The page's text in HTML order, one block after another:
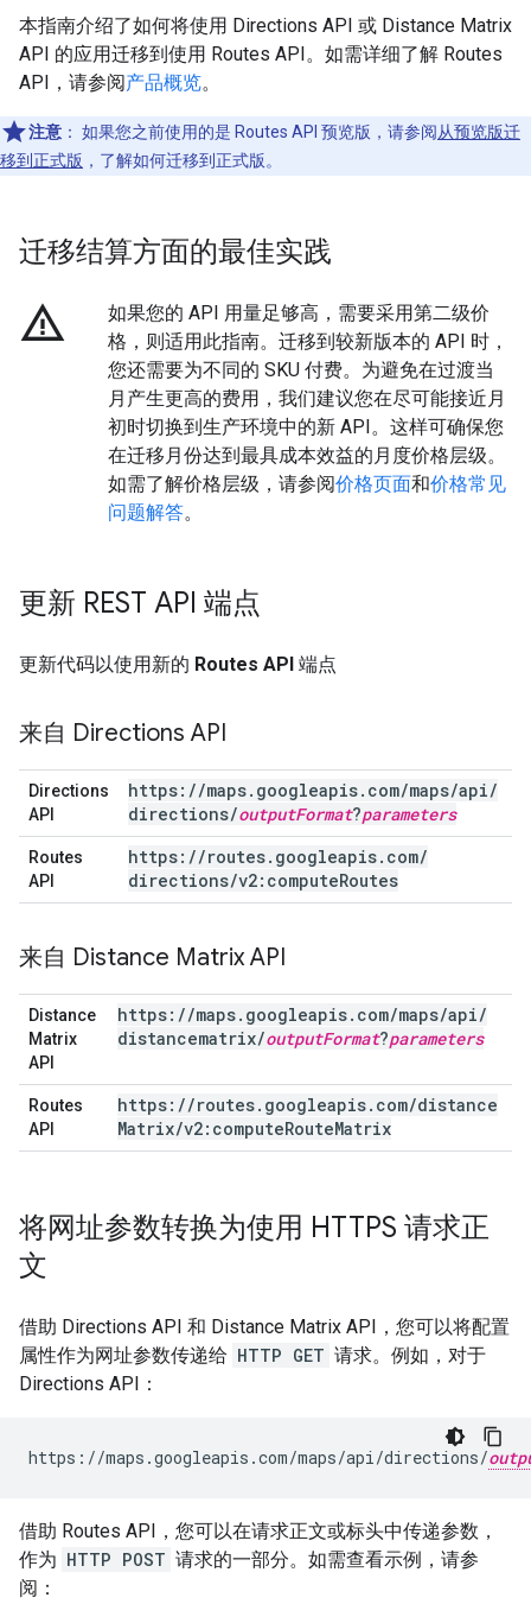
本指南介绍了如何将使用 Directions API 或 Distance Matrix
API 的应用迁移到使用 Routes API。如需详细了解 Routes
API，请参阅产品概览。
注意 ： 如果您之前使用的是 Routes API 预览版，请参阅从预览版迁
移到正式版 ，了解如何迁移到正式版。
迁移结算方面的最佳实践
warning_amber
如果您的 API 用量足够高，需要采用第二级价
格，则适用此指南。迁移到较新版本的 API 时，
您还需要为不同的 SKU 付费。为避免在过渡当
月产生更高的费用，我们建议您在尽可能接近月
初时切换到生产环境中的新 API。这样可确保您
在迁移月份达到最具成本效益的月度价格层级。
如需了解价格层级，请参阅价格页面和价格常见
问题解答。
更新 REST API 端点
更新代码以使用新的 Routes API 端点
来自 Directions API
Directions
API
https: //maps. googleapis. com/maps/api/
directions/outputFormat?parameters
Routes
API
https: //routes. googleapis. com/
directions/v2:computeRoutes
来自 Distance Matrix API
Distance
Matrix
API
https: //maps. googleapis. com/maps/api/
distancematrix/outputFormat?parameters
Routes
API
https: //routes. googleapis. com/distance
Matrix/v2:computeRouteMatrix
将网址参数转换为使用 HTTPS 请求正
文
借助 Directions API 和 Distance Matrix API，您可以将配置
属性作为网址参数传递给 HTTP GET 请求。例如，对于
Directions API：
https://maps.googleapis.com/maps/api/directions/
借助 Routes API，您可以在请求正文或标头中传递参数，
作为 HTTP POST 请求的一部分。如需查看示例，请参
阅：